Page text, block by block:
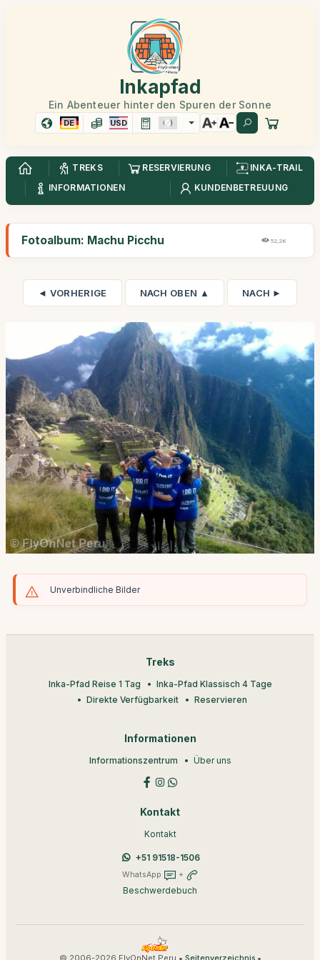
Inkapfad
Ein Abenteuer hinter den Spuren der Sonne
DE USD
TREKS RESERVIERUNG
INKA-TRAIL
INFORMATIONEN
KUNDENBETREUUNG
Fotoalbum: Machu Picchu 52,2K
◄ VORHERIGE NACH OBEN ▲ NACH ►
Unverbindliche Bilder
Treks
Inka-Pfad Reise 1 Tag
Inka-Pfad Klassisch 4 Tage
Direkte Verfügbarkeit
Reservieren
Informationen
Informationszentrum Über uns
Kontakt
Kontakt
+51 91518-1506
WhatsApp +
Beschwerdebuch
© 2006-2026 FlyOnNet Peru • •